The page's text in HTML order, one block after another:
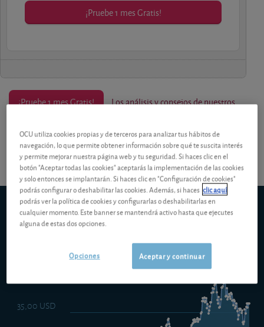
¡Pruebe 1 mes Gratis!
¡Pruebe 1 mes Gratis! Los análisis y consejos de nuestros
expertos están reservados a los socios.
5d 1m 6m ytd 5y 10y
Schroder ISF Emerging Markets C Acc
35,00 USD
OCU utiliza cookies propias y de terceros para analizar tus hábitos de
navegación, lo que permite obtener información sobre qué te suscita interés
y permite mejorar nuestra página web y tu seguridad. Si haces clic en el
botón "Aceptar todas las cookies" aceptarás la implementación de las cookies
y solo entonces se implantarán. Si haces clic en "Configuración de cookies"
podrás configurar o deshabilitar las cookies. Además, si haces clic aquí
podrás ver la política de cookies y configurarlas o deshabilitarlas en
cualquier momento. Este banner se mantendrá activo hasta que ejecutes
alguna de estas dos opciones.
Aceptar y continuar
Opciones